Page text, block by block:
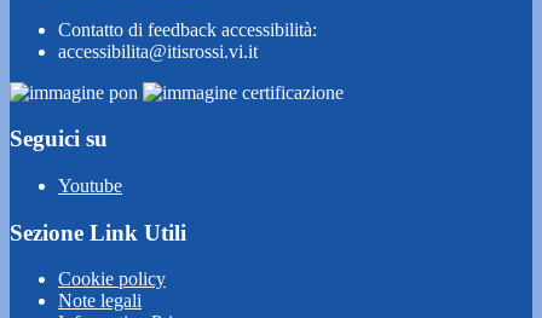
Contatto di feedback accessibilità:
accessibilita@itisrossi.vi.it
Seguici su
Youtube
Sezione Link Utili
Cookie policy
Note legali